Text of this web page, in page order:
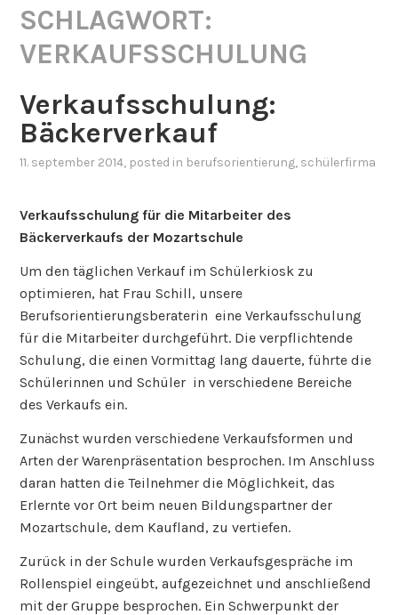
SCHLAGWORT:
VERKAUFSSCHULUNG
Verkaufsschulung:
Bäckerverkauf
11. september 2014, posted in berufsorientierung, schülerfirma
Verkaufsschulung für die Mitarbeiter des
Bäckerverkaufs der Mozartschule
Um den täglichen Verkauf im Schülerkiosk zu
optimieren, hat Frau Schill, unsere
Berufsorientierungsberaterin eine Verkaufsschulung
für die Mitarbeiter durchgeführt. Die verpflichtende
Schulung, die einen Vormittag lang dauerte, führte die
Schülerinnen und Schüler in verschiedene Bereiche
des Verkaufs ein.
Zunächst wurden verschiedene Verkaufsformen und
Arten der Warenpräsentation besprochen. Im Anschluss
daran hatten die Teilnehmer die Möglichkeit, das
Erlernte vor Ort beim neuen Bildungspartner der
Mozartschule, dem Kaufland, zu vertiefen.
Zurück in der Schule wurden Verkaufsgespräche im
Rollenspiel eingeübt, aufgezeichnet und anschließend
mit der Gruppe besprochen. Ein Schwerpunkt der